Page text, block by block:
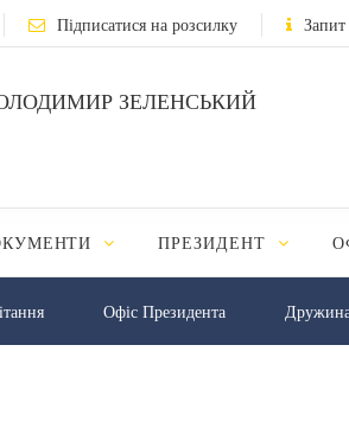
Підписатися на розсилку
ЗЕЛЕНСЬКИЙ
ПРЕЗИДЕНТ
Офіс Президента